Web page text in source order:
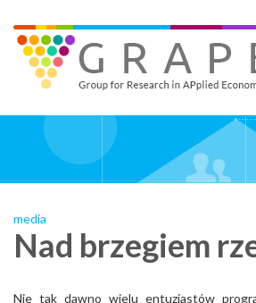
main
content
media
Nad brzegiem
Nie tak dawno wielu entuzjastów